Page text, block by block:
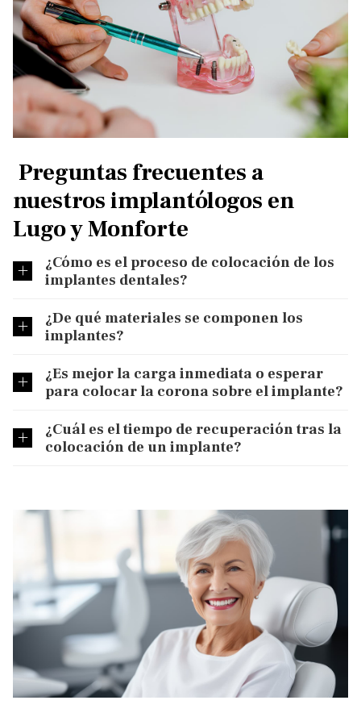
Preguntas frecuentes a
nuestros implantólogos en
Lugo y Monforte
¿Cómo es el proceso de colocación de los
implantes dentales?
¿De qué materiales se componen los
implantes?
¿Es mejor la carga inmediata o esperar
para colocar la corona sobre el implante?
¿Cuál es el tiempo de recuperación tras la
colocación de un implante?